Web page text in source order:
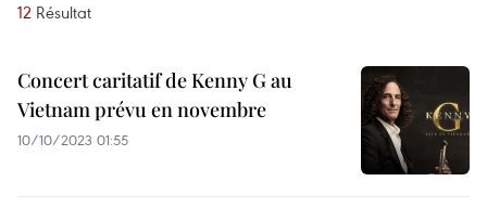
12 Résultat
Concert caritatif de Kenny G au
Vietnam prévu en novembre
10/10/2023 01:55